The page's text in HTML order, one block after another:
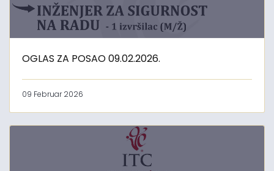
OGLAS ZA POSAO 09.02.2026.
09 Februar 2026